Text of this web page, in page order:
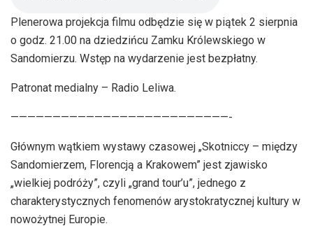
Plenerowa projekcja filmu odbędzie się w piątek 2 sierpnia
o godz. 21.00 na dziedzińcu Zamku Królewskiego w
Sandomierzu. Wstęp na wydarzenie jest bezpłatny.
Patronat medialny – Radio Leliwa.
——————————————————————————-
Głównym wątkiem wystawy czasowej „Skotniccy – między
Sandomierzem, Florencją a Krakowem” jest zjawisko
„wielkiej podróży”, czyli „grand tour’u”, jednego z
charakterystycznych fenomenów arystokratycznej kultury w
nowożytnej Europie.